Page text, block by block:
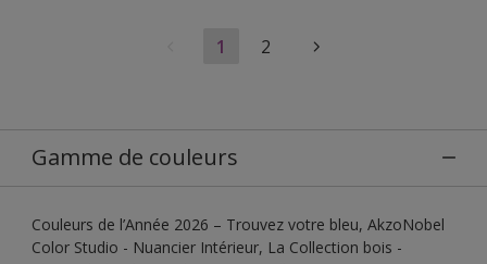
1 2
Gamme de couleurs
Couleurs de l’Année 2026 – Trouvez votre bleu, AkzoNobel
Color Studio - Nuancier Intérieur, La Collection bois -